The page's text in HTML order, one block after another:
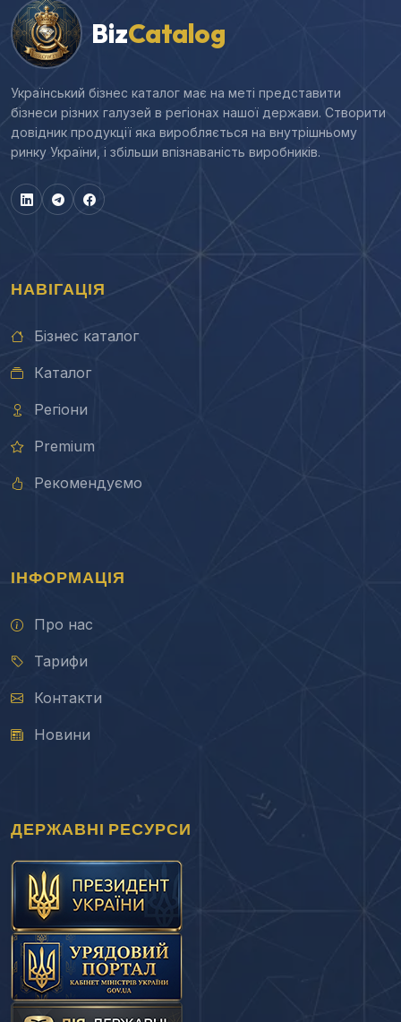
BizCatalog
Український бізнес каталог має на меті представити
бізнеси різних галузей в регіонах нашої держави. Створити
довідник продукції яка виробляється на внутрішньому
ринку України, і збільши впізнаваність виробників.
НАВІГАЦІЯ
Бізнес каталог
Каталог
Регіони
Premium
Рекомендуємо
ІНФОРМАЦІЯ
Про нас
Тарифи
Контакти
Новини
ДЕРЖАВНІ РЕСУРСИ